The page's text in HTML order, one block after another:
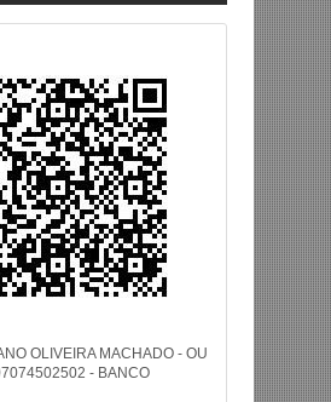
OLIVEIRA MACHADO - OU
- BANCO